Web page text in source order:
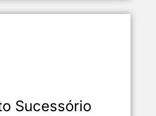
Sucessório